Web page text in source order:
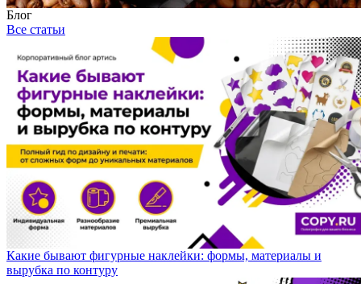
Блог
Все статьи
Какие бывают фигурные наклейки: формы, материалы и
вырубка по контуру